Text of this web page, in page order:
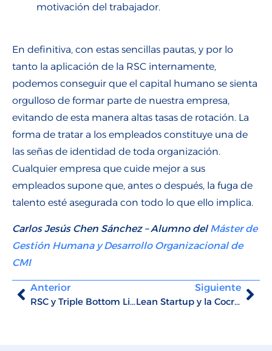
motivación del trabajador.
En definitiva, con estas sencillas pautas, y por lo
tanto la aplicación de la RSC internamente,
podemos conseguir que el capital humano se sienta
orgulloso de formar parte de nuestra empresa,
evitando de esta manera altas tasas de rotación. La
forma de tratar a los empleados constituye una de
las señas de identidad de toda organización.
Cualquier empresa que cuide mejor a sus
empleados supone que, antes o después, la fuga de
talento esté asegurada con todo lo que ello implica.
Carlos Jesús Chen Sánchez – Alumno delMáster de
Gestión Humana y Desarrollo Organizacional de
CMI
Anterior
RSC y Triple Bottom Line
Siguiente
Lean Startup y la Cocreación: Cómo afecta a la RSC